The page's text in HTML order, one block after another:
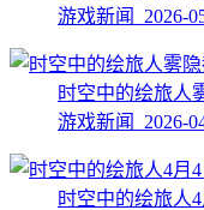
游戏新闻 2026-
时空中的绘旅人
游戏新闻 2026-
时空中的绘旅人